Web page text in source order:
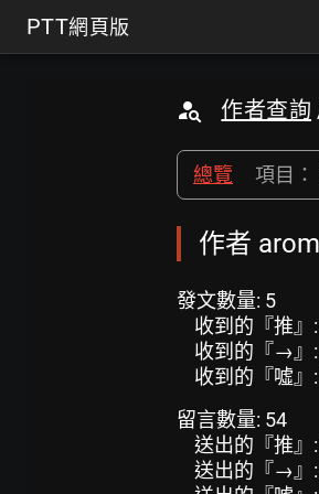
PTT網頁版
作者查詢
總覽 項目：
作者
發文數量: 5
收到的『推』
收到的『→』:
收到的『噓』
留言數量: 54
送出的『推』
送出的『→』: